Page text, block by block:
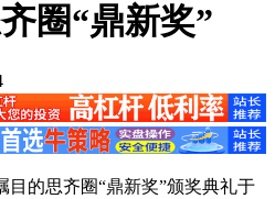
圈“鼎新奖”
目的思齐圈“鼎新奖”颁奖典礼于